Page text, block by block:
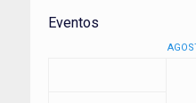
Eventos